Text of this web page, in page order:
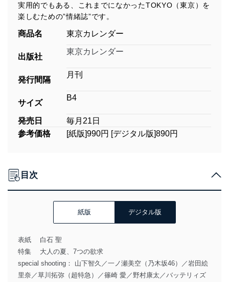
実用的でもある、これまでになかったTOKYO（東京）を
楽しむための”情緒誌”です。
商品名 東京カレンダー
出版社
東京カレンダー
発行間隔
月刊
サイズ
B4
発売日
毎月21日
参考価格
[紙版]990円 [デジタル版]890円
目次
紙版 デジタル版
表紙 白石 聖
特集 大人の夏、7つの欲求
special shooting： 山下智久／一ノ瀬美空（乃木坂46）／岩田絵
里奈／草川拓弥（超特急）／篠崎 愛／野村康太／バッテリィズ